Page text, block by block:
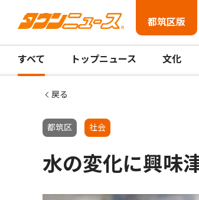
都筑区版
すべて トップニュース 文化
戻る
都筑区 社会
水の変化に興味